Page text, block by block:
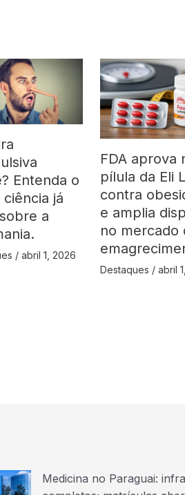
Entenda o
já
a
/ abril 1, 2026
FDA aprova
pílula da Eli
contra
e amplia
no mercado
Destaques /abril
Medicina no Paraguai: